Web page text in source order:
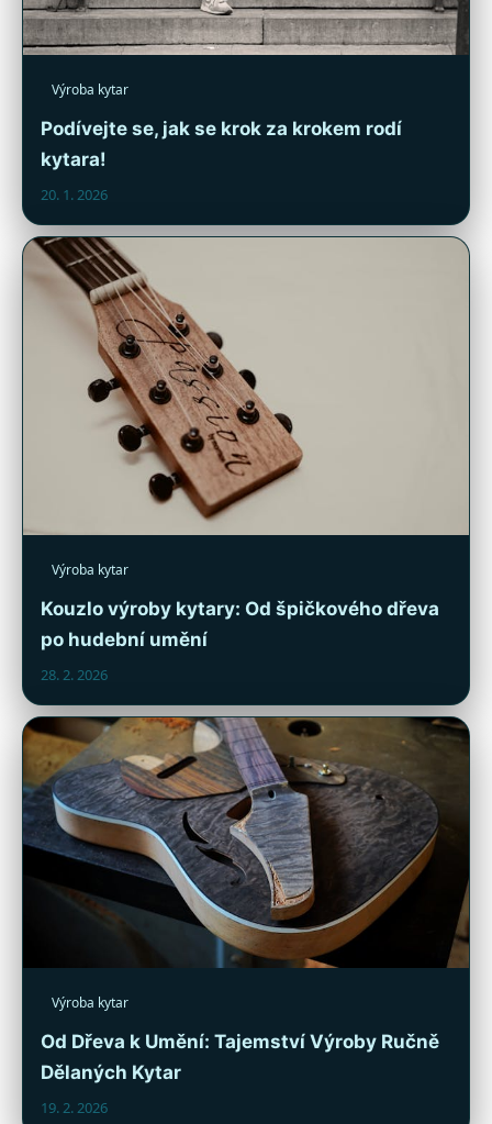
Výroba kytar
Podívejte se, jak se krok za krokem rodí
kytara!
20. 1. 2026
Výroba kytar
Kouzlo výroby kytary: Od špičkového dřeva
po hudební umění
28. 2. 2026
Výroba kytar
Od Dřeva k Umění: Tajemství Výroby Ručně
Dělaných Kytar
19. 2. 2026